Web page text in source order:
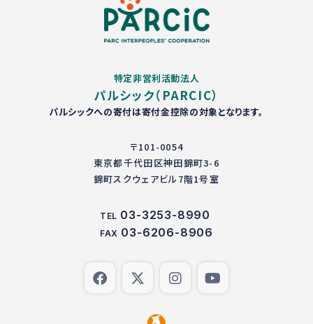
特定非営利活動法人
パルシック（PARCIC）
パルシックへの寄付は寄付金控除の対象となります。
〒101-0054
東京都千代田区神田錦町3-6
錦町スクウェアビル7階1号室
TEL 03-3253-8990
FAX 03-6206-8906